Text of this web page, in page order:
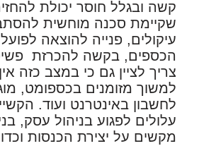
קשה ובגלל חוסר יכולת להחזיר
שקיימת סכנה מוחשית
עיקולים, פנייה להוצאה לפועל
הכספים, בקשה להכרזת פשיטת
צריך לציין גם כי במצב כזה אין
למשוך מזומנים בכספומט,
לחשבון באינטרנט ועוד.
עלולים לפגוע בניהול עסק,
מקשים על יצירת הכנסות